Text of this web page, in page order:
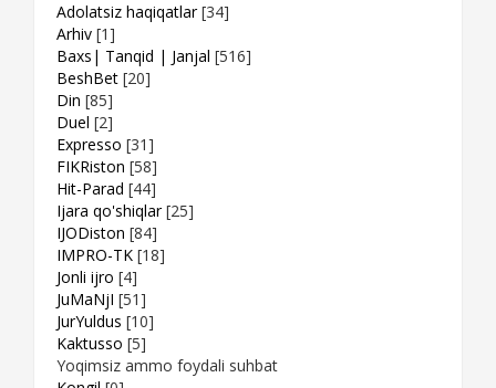
Adolatsiz haqiqatlar [34]
Arhiv [1]
Baxs| Tanqid | Janjal [516]
BeshBet [20]
Din [85]
Duel [2]
Expresso [31]
FIKRiston [58]
Hit-Parad [44]
Ijara qo'shiqlar [25]
IJODiston [84]
IMPRO-TK [18]
Jonli ijro [4]
JuMaNjI [51]
JurYuldus [10]
Kaktusso [5]
Yoqimsiz ammo foydali suhbat